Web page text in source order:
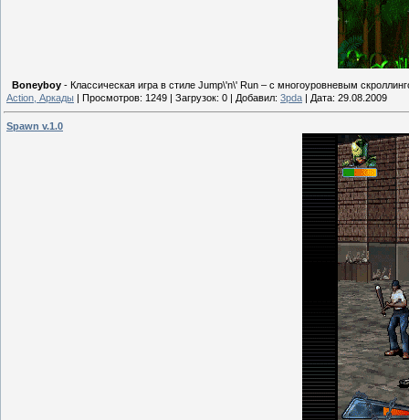
Boneyboy - Классическая игра в стиле Jump\'n\' Run – с многоуровневым
Action, Аркады
Просмотров: 1249 Загрузок: 0 Добавил: 3pda Дата: 29.08.2009
Spawn v.1.0